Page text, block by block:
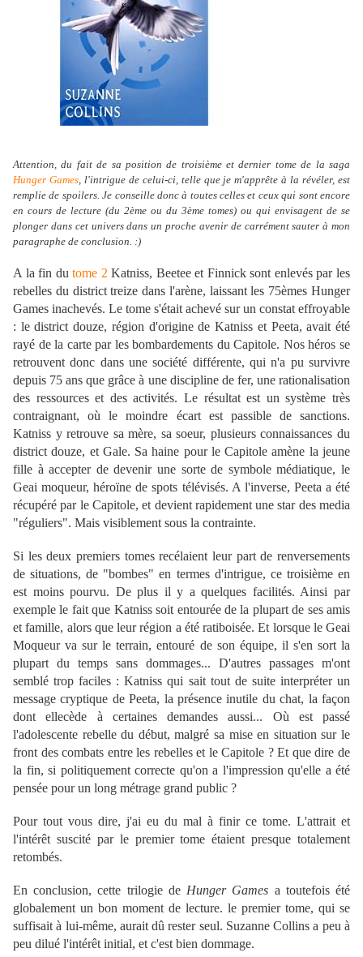
Attention, du fait de sa position de troisième et dernier tome de la saga
Hunger Games, l'intrigue de celui-ci, telle que je m'apprête à la révéler, est
remplie de spoilers. Je conseille donc à toutes celles et ceux qui sont encore
en cours de lecture (du 2ème ou du 3ème tomes) ou qui envisagent de se
plonger dans cet univers dans un proche avenir de carrément sauter à mon
paragraphe de conclusion. :)
A la fin dutome 2 Katniss, Beetee et Finnick sont enlevés par les
rebelles du district treize dans l'arène, laissant les 75èmes Hunger
Games inachevés. Le tome s'était achevé sur un constat effroyable
: le district douze, région d'origine de Katniss et Peeta, avait été
rayé de la carte par les bombardements du Capitole. Nos héros se
retrouvent donc dans une société différente, qui n'a pu survivre
depuis 75 ans que grâce à une discipline de fer, une rationalisation
des ressources et des activités. Le résultat est un système très
contraignant, où le moindre écart est passible de sanctions.
Katniss y retrouve sa mère, sa soeur, plusieurs connaissances du
district douze, et Gale. Sa haine pour le Capitole amène la jeune
fille à accepter de devenir une sorte de symbole médiatique, le
Geai moqueur, héroïne de spots télévisés. A l'inverse, Peeta a été
récupéré par le Capitole, et devient rapidement une star des media
"réguliers". Mais visiblement sous la contrainte.
Si les deux premiers tomes recélaient leur part de renversements
de situations, de "bombes" en termes d'intrigue, ce troisième en
est moins pourvu. De plus il y a quelques facilités. Ainsi par
exemple le fait que Katniss soit entourée de la plupart de ses amis
et famille, alors que leur région a été ratiboisée. Et lorsque le Geai
Moqueur va sur le terrain, entouré de son équipe, il s'en sort la
plupart du temps sans dommages... D'autres passages m'ont
semblé trop faciles : Katniss qui sait tout de suite interpréter un
message cryptique de Peeta, la présence inutile du chat, la façon
dont ellecède à certaines demandes aussi... Où est passé
l'adolescente rebelle du début, malgré sa mise en situation sur le
front des combats entre les rebelles et le Capitole ? Et que dire de
la fin, si politiquement correcte qu'on a l'impression qu'elle a été
pensée pour un long métrage grand public ?
Pour tout vous dire, j'ai eu du mal à finir ce tome. L'attrait et
l'intérêt suscité par le premier tome étaient presque totalement
retombés.
En conclusion, cette trilogie de Hunger Games a toutefois été
globalement un bon moment de lecture. le premier tome, qui se
suffisait à lui-même, aurait dû rester seul. Suzanne Collins a peu à
peu dilué l'intérêt initial, et c'est bien dommage.